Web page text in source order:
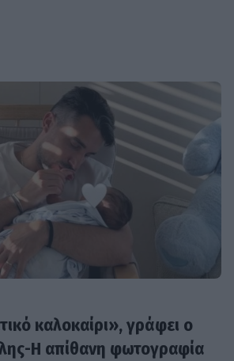
καλοκαίρι», γράφει ο
Η απίθανη φωτογραφία